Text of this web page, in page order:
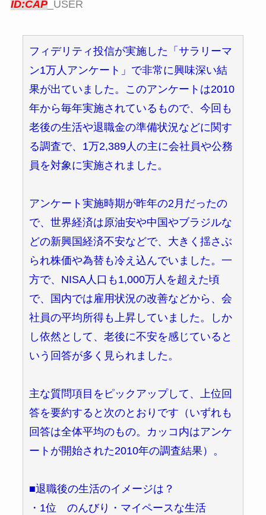
ID:CAP_USER
フィデリティ投信が実施した「サラリーマ
ン1万人アンケート」で非常に興味深い結
果が出ていました。このアンケートは2010
年から毎年実施されているもので、今回も
老後の生活や退職金の準備状況などに関す
る調査で、1万2,389人の主に会社員や公務
員を対象に実施されました。
アンケート実施時期が昨年の2月だったの
で、世界経済は原油安や中国やブラジルな
どの新興国経済不安などで、大きく揺さぶ
られ株価や為替も冷え込んでいました。一
方で、NISA人口も1,000万人を超えた頃
で、国内では雇用状況の改善などから、会
社員の平均所得も上昇していました。しか
し依然として、老後に不安を感じていると
いう回答が多く見られました。
主な質問項目をピックアップして、上位回
答を要約すると次のとおりです（いずれも
回答は全体平均のもの。カッコ内はアンケ
ートが開始された2010年の調査結果）。
■退職後の生活のイメージは？
・1位 のんびり・マイペースな生活